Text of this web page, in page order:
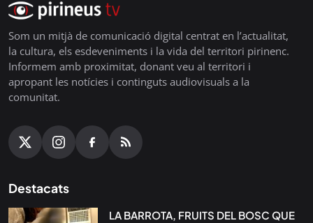
Som un mitjà de comunicació digital centrat en l’actualitat,
la cultura, els esdeveniments i la vida del territori pirinenc.
Informem amb proximitat, donant veu al territori i
apropant les notícies i continguts audiovisuals a la
comunitat.
Destacats
LA BARROTA, FRUITS DEL BOSC QUE